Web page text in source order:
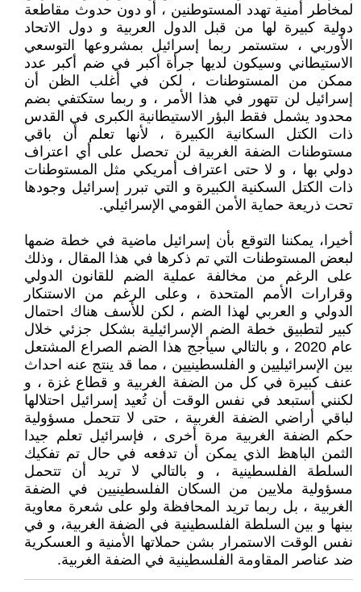
لمخاطر أمنية تهدد المستوطنين ، أو دون حدوث مقاطعة
دولية كبيرة لها من قبل الدول العربية و دول الاتحاد
الأوربي ، ستستمر ربما إسرائيل بمشروعها التوسعي
الاستيطاني وسيكون لديها جرأة أكبر في ضم أكبر عدد
ممكن من المستوطنات ، لكن في أغلب الظن أن
إسرائيل لن تتهور في هذا الأمر ، و ربما ستكتفي بضم
محدود يشمل فقط البؤر الاستيطانية الكبرى في القدس
ذات الكتل السكانية الكبيرة ، لأنها تعلم أن باقي
مستوطنات الضفة الغربية لن تحصل على أي اعتراف
دولي بها ، و لا حتى اعتراف أمريكي مثل المستوطنات
ذات الكتل السكنية الكبيرة و التي تبرر إسرائيل وجودها
تحت ذريعة حماية الأمن القومي الإسرائيلي.
أخيرا، يمكننا التوقع بأن إسرائيل ماضية في خطة ضمها
لبعض المستوطنات التي تم ذكرها في هذا المقال ، وذلك
على الرغم من مخالفة عملية الضم للقانون الدولي
وقرارات الأمم المتحدة ، وعلى الرغم من الاستنكار
الدولي و العربي لهذا الضم ، لكن للأسف هناك احتمال
كبير لتطبيق خطة الضم الإسرائيلية بشكل جزئي خلال
عام 2020 ، و بالتالي سيأجج هذا الضم الصراع المشتعل
بين الإسرائيليين و الفلسطينيين ، مما قد ينتج عنه احداث
عنف كبيرة في كل من الضفة الغربية و قطاع غزة ، و
لكنني أستبعد في نفس الوقت أن تُعيد إسرائيل احتلالها
لباقي أراضي الضفة الغربية ، حتى لا تتحمل مسؤولية
حكم الضفة الغربية مرة أخرى ، فإسرائيل تعلم جيدا
الثمن الباهظ الذي يمكن أن تدفعه في حال تم تفكيك
السلطة الفلسطينية ، و بالتالي لا تريد أن تتحمل
مسؤولية ملايين من السكان الفلسطينيين في الضفة
الغربية ، بل ربما تريد المحافظة ولو على شعرة معاوية
بينها و بين السلطة الفلسطينية في الضفة الغربية، و في
نفس الوقت الاستمرار بشن حملاتها الأمنية و العسكرية
ضد عناصر المقاومة الفلسطينية في الضفة الغربية.